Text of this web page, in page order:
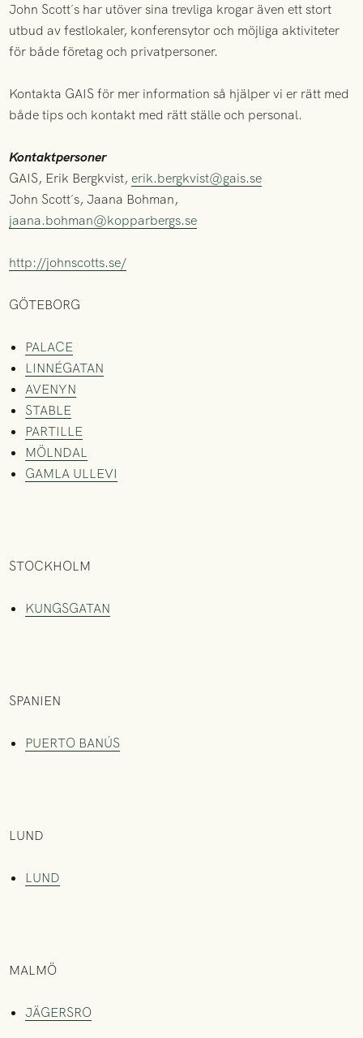
John Scott´s har utöver sina trevliga krogar även ett stort
utbud av festlokaler, konferensytor och möjliga aktiviteter
för både företag och privatpersoner.
Kontakta GAIS för mer information så hjälper vi er rätt med
både tips och kontakt med rätt ställe och personal.
Kontaktpersoner
GAIS, Erik Bergkvist, erik.bergkvist@gais.se
John Scott´s, Jaana Bohman,
jaana.bohman@kopparbergs.se
http://johnscotts.se/
GÖTEBORG
PALACE
LINNÉGATAN
AVENYN
STABLE
PARTILLE
MÖLNDAL
GAMLA ULLEVI
STOCKHOLM
KUNGSGATAN
SPANIEN
PUERTO BANÚS
LUND
LUND
MALMÖ
JÄGERSRO